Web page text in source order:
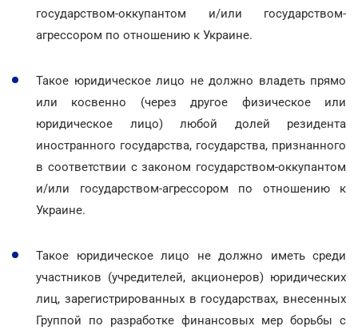
государством-оккупантом и/или государством-
агрессором по отношению к Украине.
Такое юридическое лицо не должно владеть прямо
или косвенно (через другое физическое или
юридическое лицо) любой долей резидента
иностранного государства, государства, признанного
в соответствии с законом государством-оккупантом
и/или государством-агрессором по отношению к
Украине.
Такое юридическое лицо не должно иметь среди
участников (учредителей, акционеров) юридических
лиц, зарегистрированных в государствах, внесенных
Группой по разработке финансовых мер борьбы с